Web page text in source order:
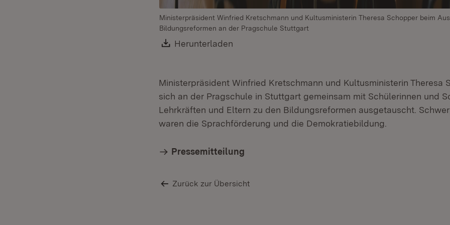
Ministerpräsident Winfried Kretschmann und Kultusministerin Theresa Schopper beim
Bildungsreformen an der Pragschule Stuttgart
Download:
Herunterladen
Ministerpräsident Winfried Kretschmann und Kultusministerin Theresa
sich an der Pragschule in Stuttgart gemeinsam mit Schülerinnen und
Lehrkräften und Eltern zu den Bildungsreformen ausgetauscht.
waren die Sprachförderung und die Demokratiebildung.
Pressemitteilung
Zurück zur Übersicht